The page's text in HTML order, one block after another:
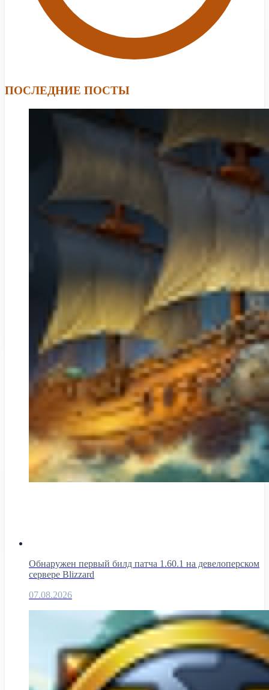
ПОСЛЕДНИЕ ПОСТЫ
Обнаружен первый билд патча 1.60.1 на девелоперском
сервере Blizzard
07.08.2026